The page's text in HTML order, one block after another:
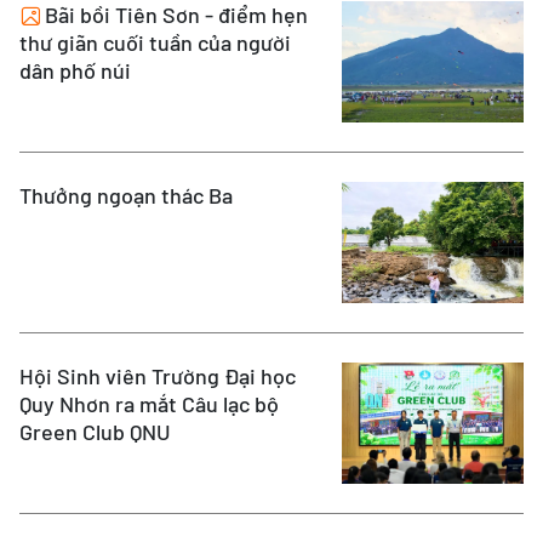
Bãi bồi Tiên Sơn - điểm hẹn
thư giãn cuối tuần của người
dân phố núi
Thưởng ngoạn thác Ba
Hội Sinh viên Trường Đại học
Quy Nhơn ra mắt Câu lạc bộ
Green Club QNU